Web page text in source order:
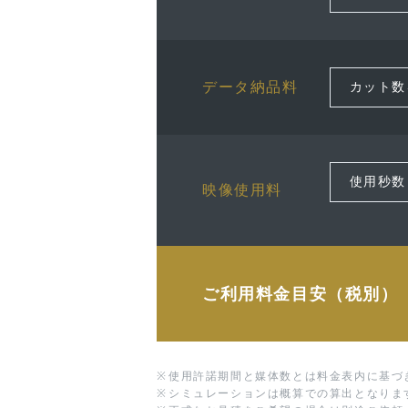
データ納品料
映像使用料
ご利用料金目安（税別）
※ 使用許諾期間と媒体数とは料金表内に基づ
※ シミュレーションは概算での算出となりま